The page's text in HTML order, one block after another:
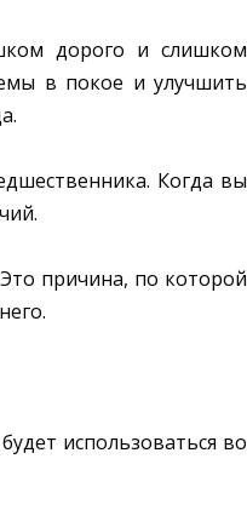
дорого и слишком
в покое и улучшить
Когда вы
причина, по которой
использоваться во